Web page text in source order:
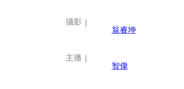
攝影
翁睿坤
主播
智偉